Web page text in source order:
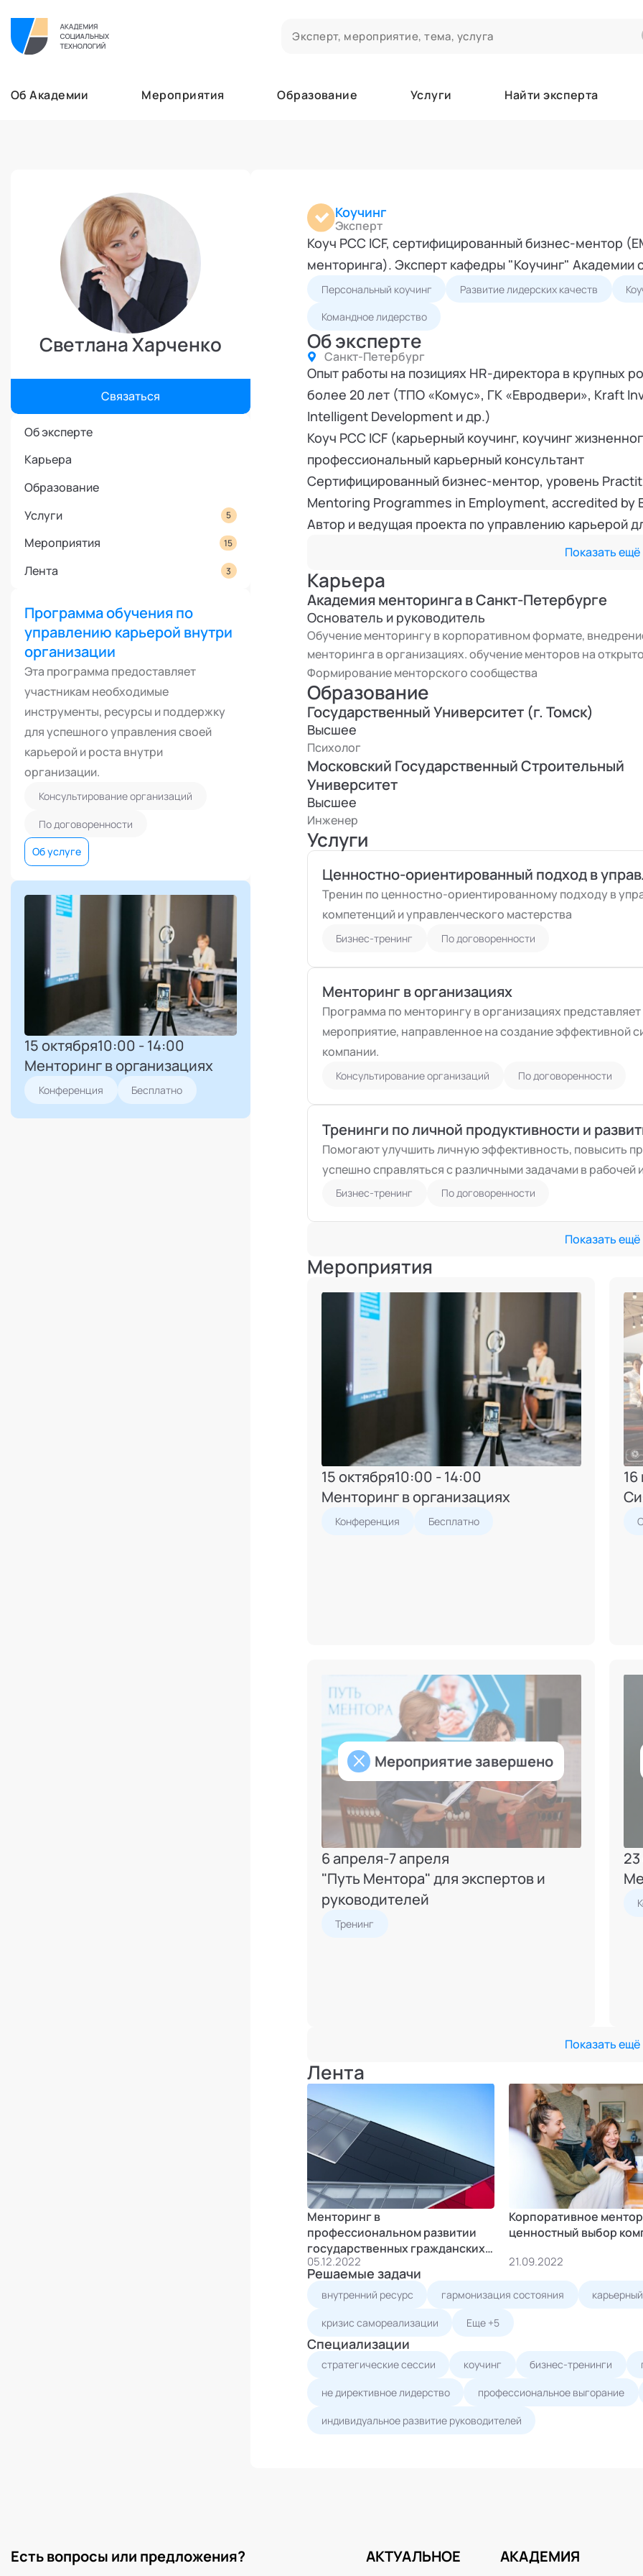
Об Академии Мероприятия Образование Услуги Найти эксперта
Светлана Харченко
Связаться
Об эксперте
Карьера
Образование
Услуги
5
Мероприятия 15
Лента 3
Программа обучения по
управлению карьерой внутри
организации
Эта программа предоставляет
участникам необходимые
инструменты, ресурсы и поддержку
для успешного управления своей
карьерой и роста внутри
организации.
Консультирование организаций
По договоренности
Об услуге
15 октября10:00 - 14:00
Менторинг в организациях
Конференция Бесплатно
Коучинг
Эксперт
Коуч PCC ICF, сертифицированный бизнес-ментор
менторинга). Эксперт кафедры "Коучинг" Академии
Персональный коучинг Развитие лидерских качеств
Командное лидерство
Об эксперте
Санкт-Петербург
Опыт работы на позициях HR-директора в крупных
более 20 лет (ТПО «Комус», ГК «Евродвери», Kraft
Intelligent Development и др.)
Коуч PCC ICF (карьерный коучинг, коучинг
профессиональный карьерный консультант
Сертифицированный бизнес-ментор, уровень
Mentoring Programmes in Employment, accredited by
Автор и ведущая проекта по управлению карьерой
Преподаватель и коуч в Губернаторской программе
Организатор первой практической конференции
Международной Конференции «Менторинг в
Platinum (высшая награда) в международной премии
«Актуализация и транслирование действующей
муниципального управления Санкт-Петербурга»,
Моя любимая фраза: «Дорогу осилит идущий».
красивые маршруты. Помогаю создавать красивые
команде, в развитии карьеры)
Показать ещё
Карьера
Академия менторинга в Санкт-Петербурге
Основатель и руководитель
Обучение менторингу в корпоративном формате,
менторинга в организациях. обучение менторов на
Формирование менторского сообщества
Образование
Московский Государственный Строительный
Университет
Высшее
Инженер
Государственный Университет (г. Томск)
Высшее
Психолог
Услуги
Ценностно-ориентированный подход в
Тренин по ценностно-ориентированному подходу в
компетенций и управленческого мастерства
Бизнес-тренинг По договоренности
Менторинг в организациях
Программа по менторингу в организациях
мероприятие, направленное на создание эффективной
компании.
Консультирование организаций По договоренности
Тренинги по личной продуктивности и
Помогают улучшить личную эффективность, повысить
успешно справляться с различными задачами в рабочей
Бизнес-тренинг По договоренности
Показать ещё
Мероприятия
15 октября10:00 - 14:00
Менторинг в организациях
Конференция Бесплатно
Мероприятие завершено
6 апреля-7 апреля
"Путь Ментора" для экспертов и
руководителей
Тренинг
Показать ещё
Лента
Менторинг в
профессиональном развитии
государственных гражданских
служащих СПб
05.12.2022
Корпоративное
ценностный выбор
21.09.2022
Решаемые задачи
внутренний ресурс гармонизация состояния
кризис самореализации Еще +5
Специализации
стратегические сессии коучинг бизнес-тренинги
не директивное лидерство профессиональное выгорание
индивидуальное развитие руководителей
Есть вопросы или предложения? АКТУАЛЬНОЕ АКАДЕМИЯ
Найти эксперта
Об Академии
Бизнесу
Профессионалам
Сертификаты
Заказы услуг
Ваши заказы на услуги Экспертов Академии
Основное
Добавить фото, изменить контактные данные
Безопасность
Настройка двухфакторной аутентификации
Поддержка
Режим работы и тп